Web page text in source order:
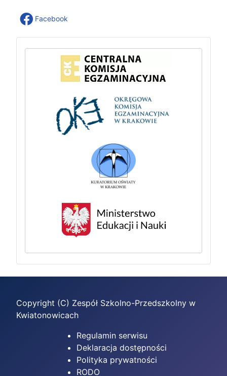
Facebook
Copyright (C) Zespół Szkolno-Przedszkolny w
Kwiatonowicach
Regulamin serwisu
Deklaracja dostępności
Polityka prywatności
RODO